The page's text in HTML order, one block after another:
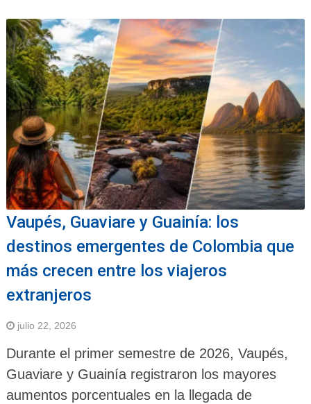
Vaupés, Guaviare y Guainía: los
destinos emergentes de Colombia que
más crecen entre los viajeros
extranjeros
julio 22, 2026
Durante el primer semestre de 2026, Vaupés,
Guaviare y Guainía registraron los mayores
aumentos porcentuales en la llegada de